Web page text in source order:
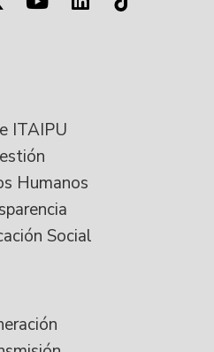
ITAIPU
Humanos
Social